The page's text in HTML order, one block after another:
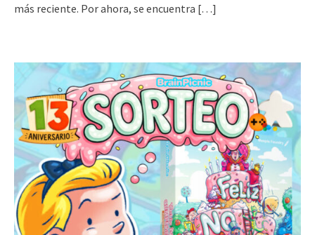
más reciente. Por ahora, se encuentra […]